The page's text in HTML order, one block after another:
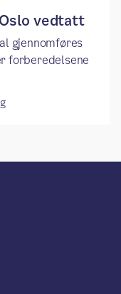
vedtatt​
gjennomføres
forberedelsene